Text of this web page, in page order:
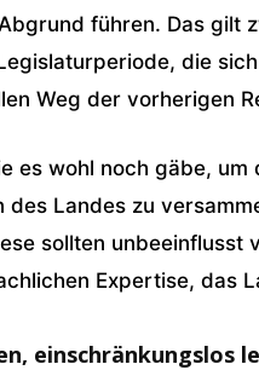
führen. Das gilt
die
Weg der vorherigen
es wohl noch gäbe,
Landes zu
sollten unbeeinflusst
Expertise, das
einschränkungslos